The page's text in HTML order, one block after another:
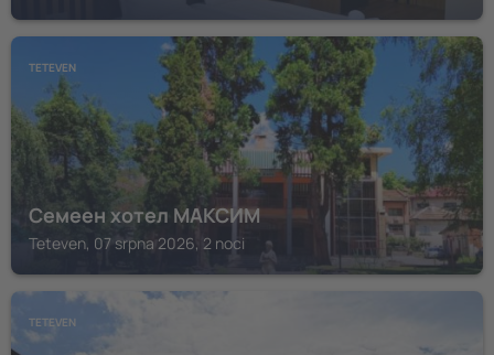
TETEVEN
Семеен хотел МАКСИМ
Teteven, 07 srpna 2026, 2 noci
TETEVEN